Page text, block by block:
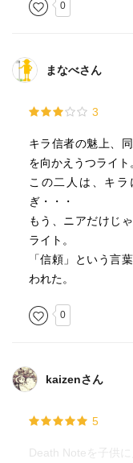
0
まなべさん
3
キラ信者の魅上、
を向かえうつライト
この二人は、キ
ぎ・・・
もう、ニアだけじ
ライト。
「信頼」という言
われた。
0
kaizenさん
5
Death Noteを子供